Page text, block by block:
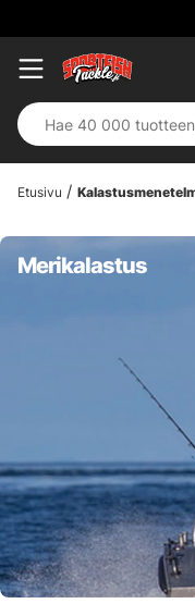
Etusivu
Merikalastus